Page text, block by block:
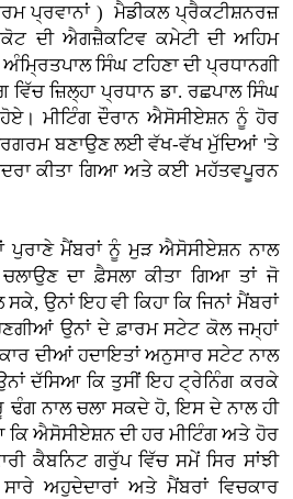
ਪ੍ਰਵਾਨਾਂ ) ਮੈਡੀਕਲ ਪ੍ਰੈਕਟੀਸ਼ਨਰਜ਼
ਦੀ ਐਗਜ਼ੈਕਟਿਵ ਕਮੇਟੀ ਦੀ ਅਹਿਮ
ਸਿੰਘ ਟਹਿਣਾ ਦੀ ਪ੍ਰਧਾਨਗੀ
ਜ਼ਿਲ੍ਹਾ ਪ੍ਰਧਾਨ ਡਾ. ਰਛਪਾਲ ਸਿੰਘ
ਮੀਟਿੰਗ ਦੌਰਾਨ ਐਸੋਸੀਏਸ਼ਨ ਨੂੰ ਹੋਰ
ਬਣਾਉਣ ਲਈ ਵੱਖ-ਵੱਖ ਮੁੱਦਿਆਂ 'ਤੇ
ਕੀਤਾ ਗਿਆ ਅਤੇ ਕਈ ਮਹੱਤਵਪੂਰਨ
ਪੁਰਾਣੇ ਮੈਂਬਰਾਂ ਨੂੰ ਮੁੜ ਐਸੋਸੀਏਸ਼ਨ ਨਾਲ
ਦਾ ਫ਼ੈਸਲਾ ਕੀਤਾ ਗਿਆ ਤਾਂ ਜੋ
ਉਨਾਂ ਇਹ ਵੀ ਕਿਹਾ ਕਿ ਜਿਨਾਂ ਮੈਂਬਰਾਂ
ਉਨਾਂ ਦੇ ਫ਼ਾਰਮ ਸਟੇਟ ਕੋਲ ਜਮ੍ਹਾਂ
ਦੀਆਂ ਹਦਾਇਤਾਂ ਅਨੁਸਾਰ ਸਟੇਟ ਨਾਲ
ਦੱਸਿਆ ਕਿ ਤੁਸੀਂ ਇਹ ਟ੍ਰੇਨਿੰਗ ਕਰਕੇ
ਨਾਲ ਚਲਾ ਸਕਦੇ ਹੋ, ਇਸ ਦੇ ਨਾਲ ਹੀ
ਐਸੋਸੀਏਸ਼ਨ ਦੀ ਹਰ ਮੀਟਿੰਗ ਅਤੇ ਹੋਰ
ਕੈਬਨਿਟ ਗਰੁੱਪ ਵਿੱਚ ਸਮੇਂ ਸਿਰ ਸਾਂਝੀ
ਸਾਰੇ ਅਹੁਦੇਦਾਰਾਂ ਅਤੇ ਮੈਂਬਰਾਂ ਵਿਚਕਾਰ